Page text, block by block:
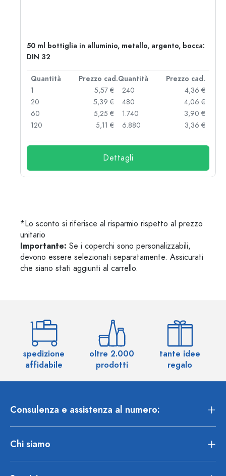
50 ml bottiglia in alluminio, metallo, argento, bocca:
DIN 32
Quantità Prezzo cad.Quantità
Prezzo cad.
1
5,57 €
20
5,39 €
60
5,25 €
120
5,11 €
240
4,36 €
480
4,06 €
1.740
3,90 €
6.880
3,36 €
Dettagli
*Lo sconto si riferisce al risparmio rispetto al prezzo
unitario
Importante: Se i coperchi sono personalizzabili,
devono essere selezionati separatamente. Assicurati
che siano stati aggiunti al carrello.
spedizione
affidabile
oltre 2.000
prodotti
tante idee
regalo
Consulenza e assistenza al numero:
Chi siamo